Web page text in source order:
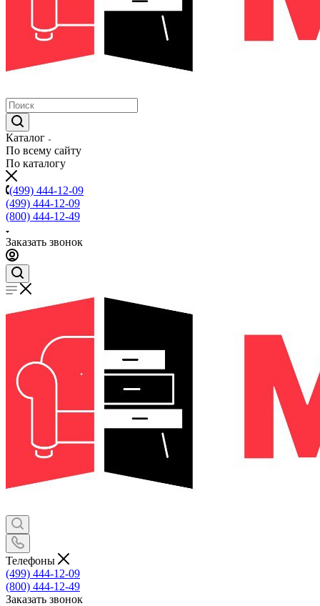
Каталог
По всему сайту
По каталогу
(499) 444-12-09
(499) 444-12-09
(800) 444-12-49
Заказать звонок
Телефоны
(499) 444-12-09
(800) 444-12-49
Заказать звонок